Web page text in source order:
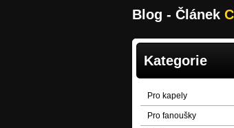
Blog - Článek
Kategorie
Pro kapely
Pro fanoušky